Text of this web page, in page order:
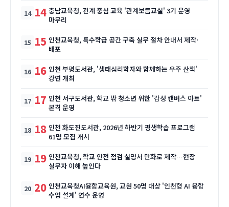
14 충남교육청, 관계 중심 교육 '관계보듬교실' 3기 운영
마무리
15 인천교육청, 특수학급 공간 구축 실무 절차 안내서 제작·
배포
16 인천 부평도서관, '생태심리학자와 함께하는 우주 산책'
강연 개최
17 인천 서구도서관, 학교 밖 청소년 위한 '감성 캔버스 아트'
본격 운영
18 인천 화도진도서관, 2026년 하반기 평생학습 프로그램
61명 모집 개시
19 인천교육청, 학교 안전 점검 설명서 만화로 제작…현장
실무자 이해 높인다
20 인천교육청AI융합교육원, 교원 50명 대상 '인천형 AI 융합
수업 설계' 연수 운영